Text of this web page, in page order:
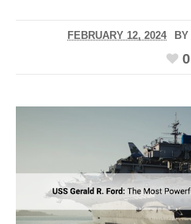
FEBRUARY 12, 2024 BY
0